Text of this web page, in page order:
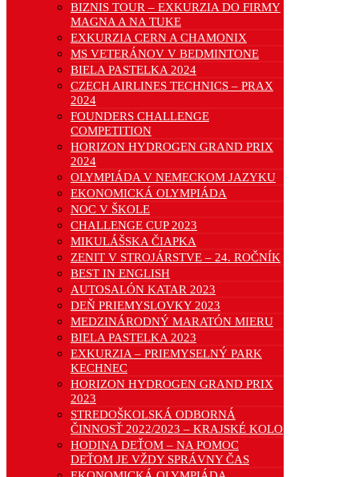
BIZNIS TOUR – EXKURZIA DO FIRMY
MAGNA A NA TUKE
EXKURZIA CERN A CHAMONIX
MS VETERÁNOV V BEDMINTONE
BIELA PASTELKA 2024
CZECH AIRLINES TECHNICS – PRAX
2024
FOUNDERS CHALLENGE
COMPETITION
HORIZON HYDROGEN GRAND PRIX
2024
OLYMPIÁDA V NEMECKOM JAZYKU
EKONOMICKÁ OLYMPIÁDA
NOC V ŠKOLE
CHALLENGE CUP 2023
MIKULÁŠSKA ČIAPKA
ZENIT V STROJÁRSTVE – 24. ROČNÍK
BEST IN ENGLISH
AUTOSALÓN KATAR 2023
DEŇ PRIEMYSLOVKY 2023
MEDZINÁRODNÝ MARATÓN MIERU
BIELA PASTELKA 2023
EXKURZIA – PRIEMYSELNÝ PARK
KECHNEC
HORIZON HYDROGEN GRAND PRIX
2023
STREDOŠKOLSKÁ ODBORNÁ
ČINNOSŤ 2022/2023 – KRAJSKÉ KOLO
HODINA DEŤOM – NA POMOC
DEŤOM JE VŽDY SPRÁVNY ČAS